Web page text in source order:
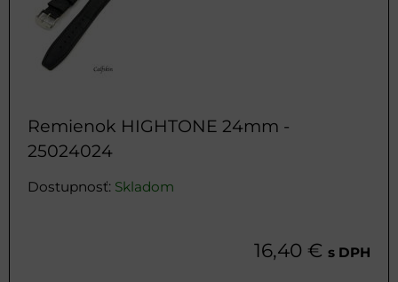
Remienok HIGHTONE 24mm -
25024024
Dostupnosť: Skladom
16,40 € s DPH